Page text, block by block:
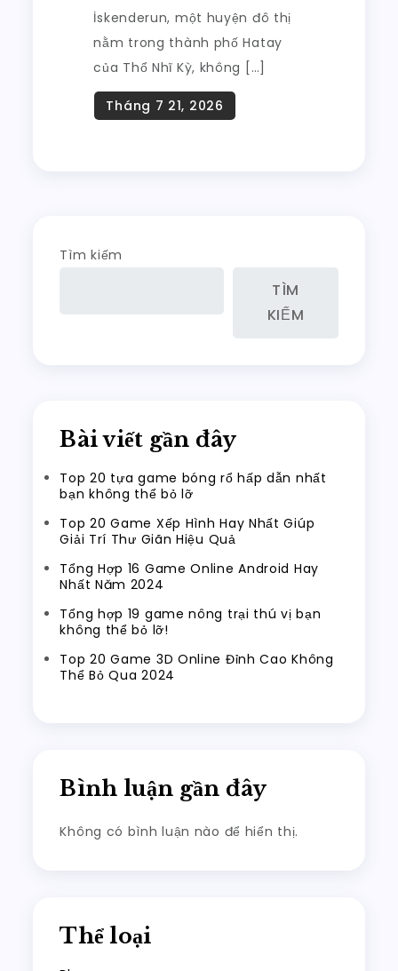
İskenderun, một huyện đô thị
nằm trong thành phố Hatay
của Thổ Nhĩ Kỳ, không […]
Tìm kiếm
TÌM
KIẾM
Bài viết gần đây
Top 20 tựa game bóng rổ hấp dẫn nhất
bạn không thể bỏ lỡ
Top 20 Game Xếp Hình Hay Nhất Giúp
Giải Trí Thư Giãn Hiệu Quả
Tổng Hợp 16 Game Online Android Hay
Nhất Năm 2024
Tổng hợp 19 game nông trại thú vị bạn
không thể bỏ lỡ!
Top 20 Game 3D Online Đỉnh Cao Không
Thể Bỏ Qua 2024
Bình luận gần đây
Không có bình luận nào để hiển thị.
Thể loại